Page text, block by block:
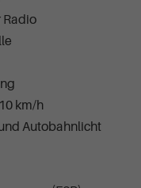
Radio
km/h
Autobahnlicht